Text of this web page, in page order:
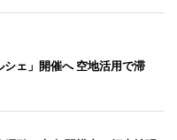
ェ」開催へ 空地活用で滞